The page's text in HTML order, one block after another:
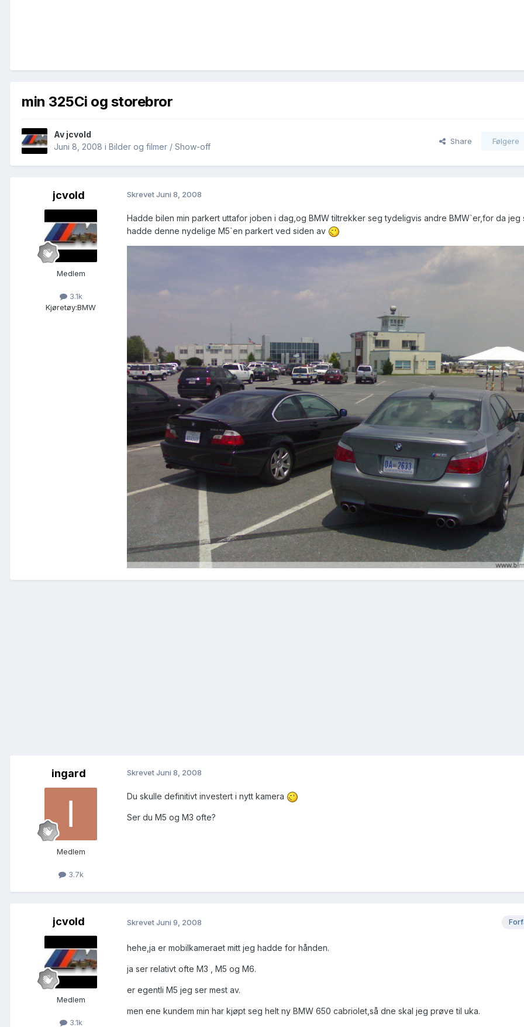
min 325Ci og storebror
Av jcvold
Juni 8, 2008 i Bilder og filmer / Show-off
Share Følgere
jcvold
Medlem
3.1k
Kjøretøy:BMW
SkrevetJuni 8, 2008
Hadde bilen min parkert uttafor joben i dag,og BMW tiltrekker seg tydeligvis andre BMW`er,for da jeg
hadde denne nydelige M5`en parkert ved siden av
ingard
Medlem
3.7k
SkrevetJuni 8, 2008
Du skulle definitivt investert i nytt kamera
Ser du M5 og M3 ofte?
jcvold
Medlem
3.1k
SkrevetJuni 9, 2008
hehe,ja er mobilkameraet mitt jeg hadde for hånden.
ja ser relativt ofte M3 , M5 og M6.
er egentli M5 jeg ser mest av.
men ene kundem min har kjøpt seg helt ny BMW 650 cabriolet,så dne skal jeg prøve til uka.